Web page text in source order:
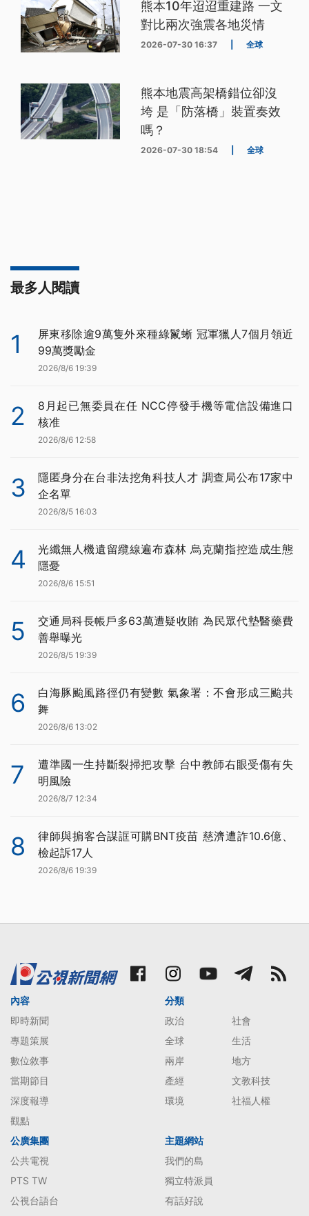
熊本10年迢迢重建路 一文
對比兩次強震各地災情
2026-07-30 16:37 全球
熊本地震高架橋錯位卻沒
垮 是「防落橋」裝置奏效
嗎？
2026-07-30 18:54 全球
最多人閱讀
1
屏東移除逾9萬隻外來種綠鬣蜥 冠軍獵人7個月領近
99萬獎勵金
2026/8/6 19:39
2
8月起已無委員在任 NCC停發手機等電信設備進口
核准
2026/8/6 12:58
3
隱匿身分在台非法挖角科技人才 調查局公布17家中
企名單
2026/8/5 16:03
4
光纖無人機遺留纜線遍布森林 烏克蘭指控造成生態
隱憂
2026/8/6 15:51
5
交通局科長帳戶多63萬遭疑收賄 為民眾代墊醫藥費
善舉曝光
2026/8/5 19:39
6
白海豚颱風路徑仍有變數 氣象署：不會形成三颱共
舞
2026/8/6 13:02
7
遭準國一生持斷裂掃把攻擊 台中教師右眼受傷有失
明風險
2026/8/7 12:34
8
律師與掮客合謀誆可購BNT疫苗 慈濟遭詐10.6億、
檢起訴17人
2026/8/6 19:39
內容
即時新聞
專題策展
數位敘事
當期節目
深度報導
觀點
分類
政治
社會
全球
生活
兩岸
地方
產經
文教科技
環境
社福人權
公廣集團
公共電視
PTS TW
公視台語台
主題網站
我們的島
獨立特派員
有話好說